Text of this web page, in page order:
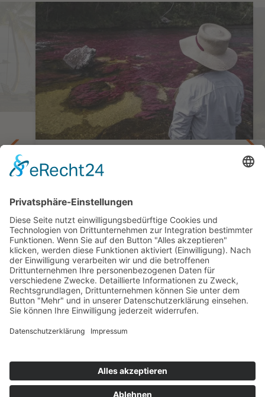
Privatreise Wilde Schönheit Kolumbiens
18 Tage ab Bogotá/bis Cartagena
ab 4.655,— €
Kontakt Newsletter AGB Datenschutz